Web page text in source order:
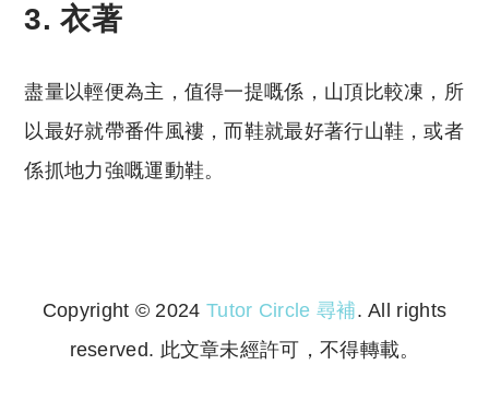
3. 衣著
盡量以輕便為主，值得一提嘅係，山頂比較凍，所
以最好就帶番件風褸，而鞋就最好著行山鞋，或者
係抓地力強嘅運動鞋。
Copyright © 2024 Tutor Circle 尋補. All rights
reserved. 此文章未經許可，不得轉載。